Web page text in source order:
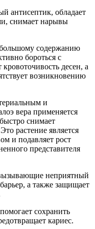
антисептик, обладает
снимает нарывы
содержанию
бороться с
десен, а
возникновению
и
вера применяется
снимает
растение является
и подавляет рост
представителя
неприятный
а также защищает
сохранить
кариес.